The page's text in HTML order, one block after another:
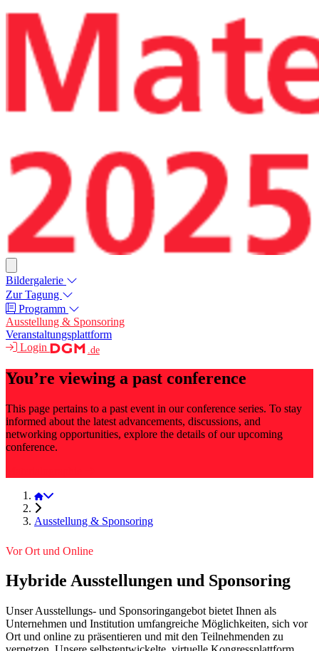
Bildergalerie
Zur Tagung
Programm
Ausstellung & Sponsoring
Veranstaltungsplattform
Login
.de
You’re viewing a past conference
This page pertains to a past event in our conference series. To stay
informed about the latest advancements, discussions, and
networking opportunities, explore the details of our upcoming
conference.
Materialographie 2025
Ausstellung & Sponsoring
Vor Ort und Online
Hybride Ausstellungen und Sponsoring
Unser Ausstellungs- und Sponsoringangebot bietet Ihnen als
Unternehmen und Institution umfangreiche Möglichkeiten, sich vor
Ort und online zu präsentieren und mit den Teilnehmenden zu